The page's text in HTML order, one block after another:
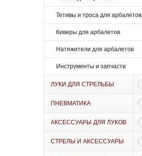
Тетивы и троса для арбалетов
Киверы для арбалетов
Натяжители для арбалетов
Инструменты и запчасти
ЛУКИ ДЛЯ СТРЕЛЬБЫ
ПНЕВМАТИКА
АКСЕССУАРЫ ДЛЯ ЛУКОВ
СТРЕЛЫ И АКСЕССУАРЫ